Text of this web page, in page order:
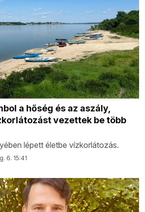
a hőség és az aszály,
vezettek be több
lépett életbe vízkorlátozás.
6. 15:41